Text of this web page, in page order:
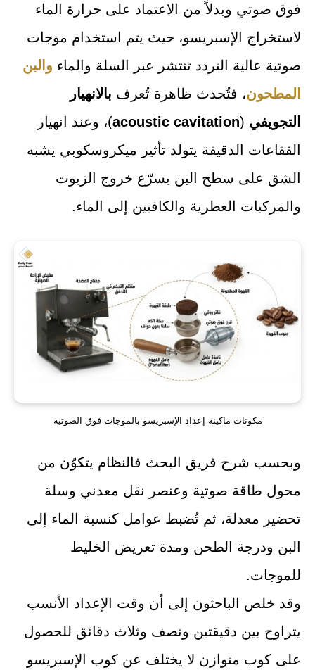
فوق صوتي وبدلاً من الاعتماد على حرارة الماء
لاستخراج الإسبريسو، حيث يتم استخدام موجات
صوتية عالية التردد تنتشر عبر السلة والماء والبن
المطحون، فتُحدث ظاهرة تُعرف بالانهيار
التجويفي (
acoustic cavitation)، وعند انهيار
الفقاعات الدقيقة يتولد تأثير ميكروسكوبي يشبه
الشق على سطح البن يسرّع خروج الزيوت
والمركبات العطرية والكافيين إلى الماء.
مكونات ماكينة إعداد الإسبريسو بالموجات فوق الصوتية
وبحسب شرح فريق البحث فالنظام يتكوّن من
محول طاقة صوتية وعنصر نقل معدني وسلة
تحضير معدلة، ثم تُضبط عوامل كنسبة الماء إلى
البن ودرجة الطحن ومدة تعريض الخليط
للموجات.
وقد خلص الباحثون إلى أن وقت الإعداد الأنسب
يتراوح بين دقيقتين ونصف وثلاث دقائق للحصول
على كوب متوازن لا يختلف عن كوب الإسبريسو